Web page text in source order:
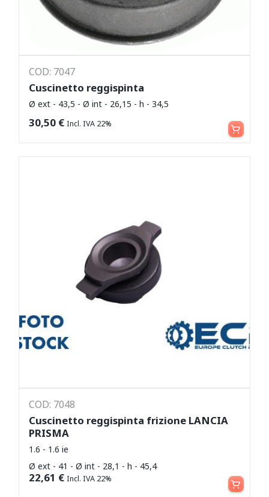
COD: 7047
Cuscinetto reggispinta
Ø ext - 43,5 - Ø int - 26,15 - h - 34,5
30,50 € Incl. IVA 22% Aggiungi al carrello
COD: 7048
Cuscinetto reggispinta frizione LANCIA
PRISMA
1.6 - 1.6 ie
Ø ext - 41 - Ø int - 28,1 - h - 45,4
22,61 € Incl. IVA 22% Aggiungi al carrello